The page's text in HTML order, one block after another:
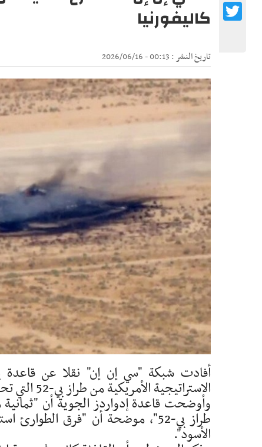
كاليفورنيا
تاريخ النشر : 00:13 - 2026/06/16
أفادت شبكة "سي إن إن" نقلا عن قاعدة
الاستراتيجية الأمريكية من طراز بي-52 التي تحطمت في كاليفورنيا يفترض أنهم لقوا حتفهم.
وأوضحت قاعدة إدواردز الجوية أن
طراز بي-52"، موضحة أن "فرق
الأسود".
Twitter